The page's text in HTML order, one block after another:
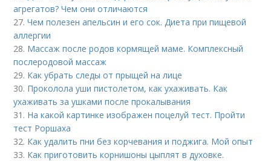
агрегатов? Чем они отличаются
27.Чем полезен апельсин и его сок. Диета при пищевой
аллергии
28. Массаж после родов кормящей маме. Комплексный
послеродовой массаж
29. Как убрать следы от прыщей на лице
30. Проколола уши пистолетом, как ухаживать. Как
ухаживать за ушками после прокалывания
31. На какой картинке изображен поцелуй тест. Пройти
тест Роршаха
32. Как удалить пни без корчевания и поджига. Мой опыт
33. Как приготовить корнишоны цыплят в духовке.